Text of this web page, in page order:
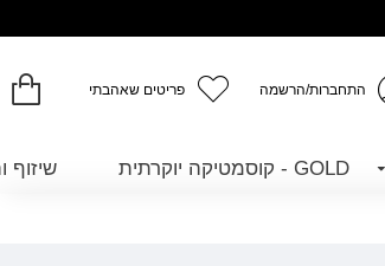
התחברות/הרשמה פריטים שאהבתי
GOLD - קוסמטיקה יוקרתית שיזוף